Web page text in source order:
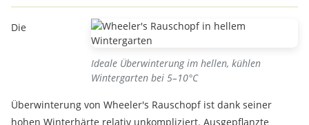
Ideale Überwinterung im hellen, kühlen
Wintergarten bei 5–10°C
Die
Überwinterung von Wheeler's Rauschopf ist dank seiner
hohen Winterhärte relativ unkompliziert. Ausgepflanzte